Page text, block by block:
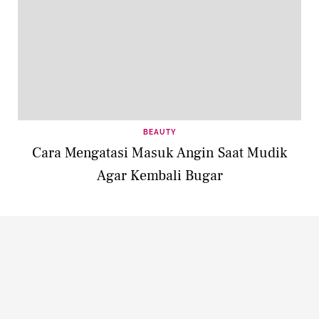
BEAUTY
Cara Mengatasi Masuk Angin Saat Mudik
Agar Kembali Bugar